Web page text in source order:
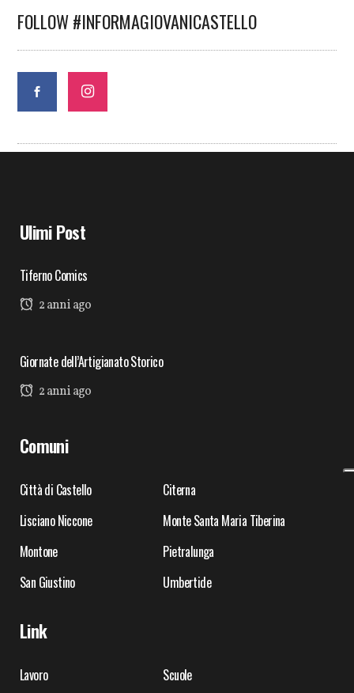
FOLLOW #INFORMAGIOVANICASTELLO
Ulimi Post
Tiferno Comics
2 anni ago
Giornate dell’Artigianato Storico
2 anni ago
Comuni
Città di Castello
Citerna
Lisciano Niccone
Monte Santa Maria Tiberina
Montone
Pietralunga
San Giustino
Umbertide
Link
Lavoro
Scuole